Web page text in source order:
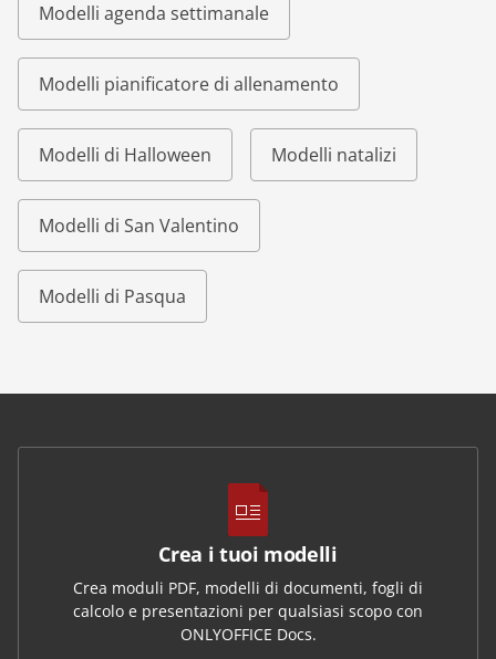
Modelli agenda settimanale
Modelli pianificatore di allenamento
Modelli di Halloween Modelli natalizi
Modelli di San Valentino
Modelli di Pasqua
Crea i tuoi modelli
Crea moduli PDF, modelli di documenti, fogli di
calcolo e presentazioni per qualsiasi scopo con
ONLYOFFICE Docs.